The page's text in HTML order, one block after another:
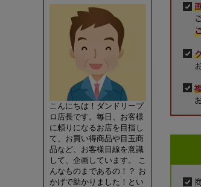
こんにちは！ダンドリープ
ロ店長です。毎日、お客様
に頼りになるお店を目指し
て、お買い得商品や目玉商
品など、お客様目線を意識
して、企画しています。 こ
んなものまであるの！？ お
かげで助かりました！とい